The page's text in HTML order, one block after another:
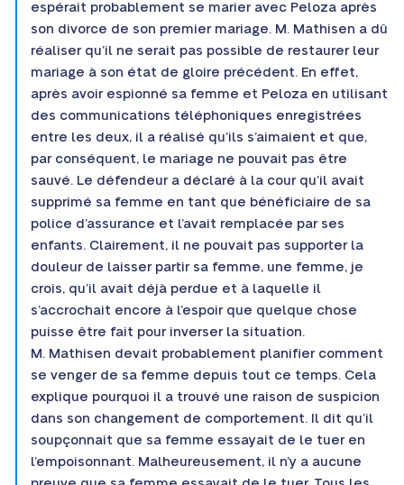
espérait probablement se marier avec Peloza après
son divorce de son premier mariage. M. Mathisen a dû
réaliser qu’il ne serait pas possible de restaurer leur
mariage à son état de gloire précédent. En effet,
après avoir espionné sa femme et Peloza en utilisant
des communications téléphoniques enregistrées
entre les deux, il a réalisé qu’ils s’aimaient et que,
par conséquent, le mariage ne pouvait pas être
sauvé. Le défendeur a déclaré à la cour qu’il avait
supprimé sa femme en tant que bénéficiaire de sa
police d’assurance et l’avait remplacée par ses
enfants. Clairement, il ne pouvait pas supporter la
douleur de laisser partir sa femme, une femme, je
crois, qu’il avait déjà perdue et à laquelle il
s’accrochait encore à l’espoir que quelque chose
puisse être fait pour inverser la situation.
M. Mathisen devait probablement planifier comment
se venger de sa femme depuis tout ce temps. Cela
explique pourquoi il a trouvé une raison de suspicion
dans son changement de comportement. Il dit qu’il
soupçonnait que sa femme essayait de le tuer en
l’empoisonnant. Malheureusement, il n’y a aucune